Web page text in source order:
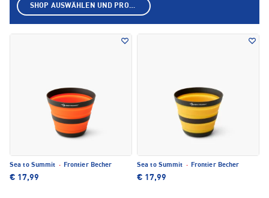
Sea to Summit · Frontier Becher
€ 17,99
Sea to Summit · Frontier Becher
€ 17,99
SHOP AUSWÄHLEN UND PRODUKTE ANZEIGEN